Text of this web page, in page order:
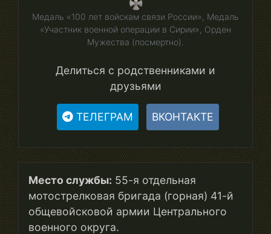
Медаль «100 лет войскам связи России», Медаль
«Участник военной операции в Сирии», Орден
Мужества (посмертно).
Делиться с родственниками и
друзьями
ТЕЛЕГРАМ ВКОНТАКТЕ
Место службы: 55-я отдельная
мотострелковая бригада (горная) 41-й
общевойсковой армии Центрального
военного округа.